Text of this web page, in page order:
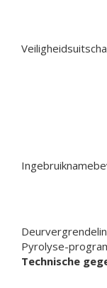
Pyrolyse-
Technische